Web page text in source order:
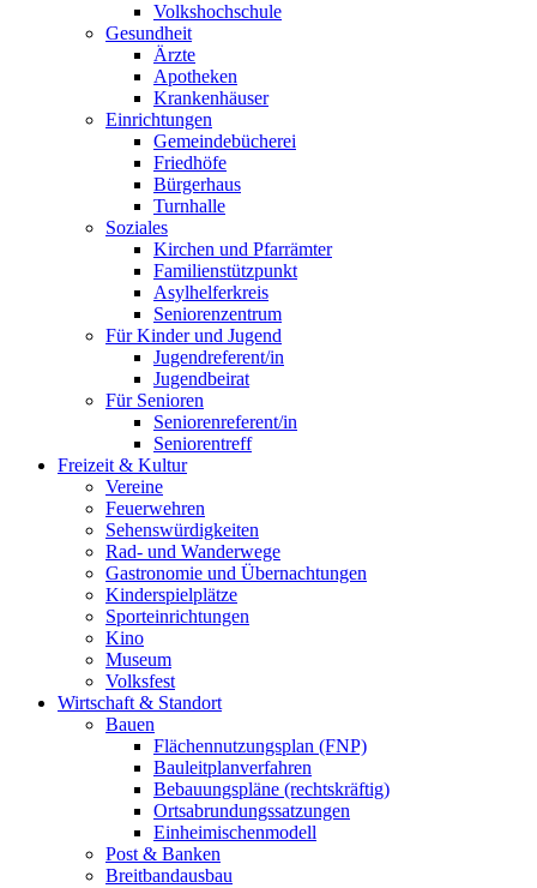
Volkshochschule
Gesundheit
Ärzte
Apotheken
Krankenhäuser
Einrichtungen
Gemeindebücherei
Friedhöfe
Bürgerhaus
Turnhalle
Soziales
Kirchen und Pfarrämter
Familienstützpunkt
Asylhelferkreis
Seniorenzentrum
Für Kinder und Jugend
Jugendreferent/in
Jugendbeirat
Für Senioren
Seniorenreferent/in
Seniorentreff
Freizeit & Kultur
Vereine
Feuerwehren
Sehenswürdigkeiten
Rad- und Wanderwege
Gastronomie und Übernachtungen
Kinderspielplätze
Sporteinrichtungen
Kino
Museum
Volksfest
Wirtschaft & Standort
Bauen
Flächennutzungsplan (FNP)
Bauleitplanverfahren
Bebauungspläne (rechtskräftig)
Ortsabrundungssatzungen
Einheimischenmodell
Post & Banken
Breitbandausbau